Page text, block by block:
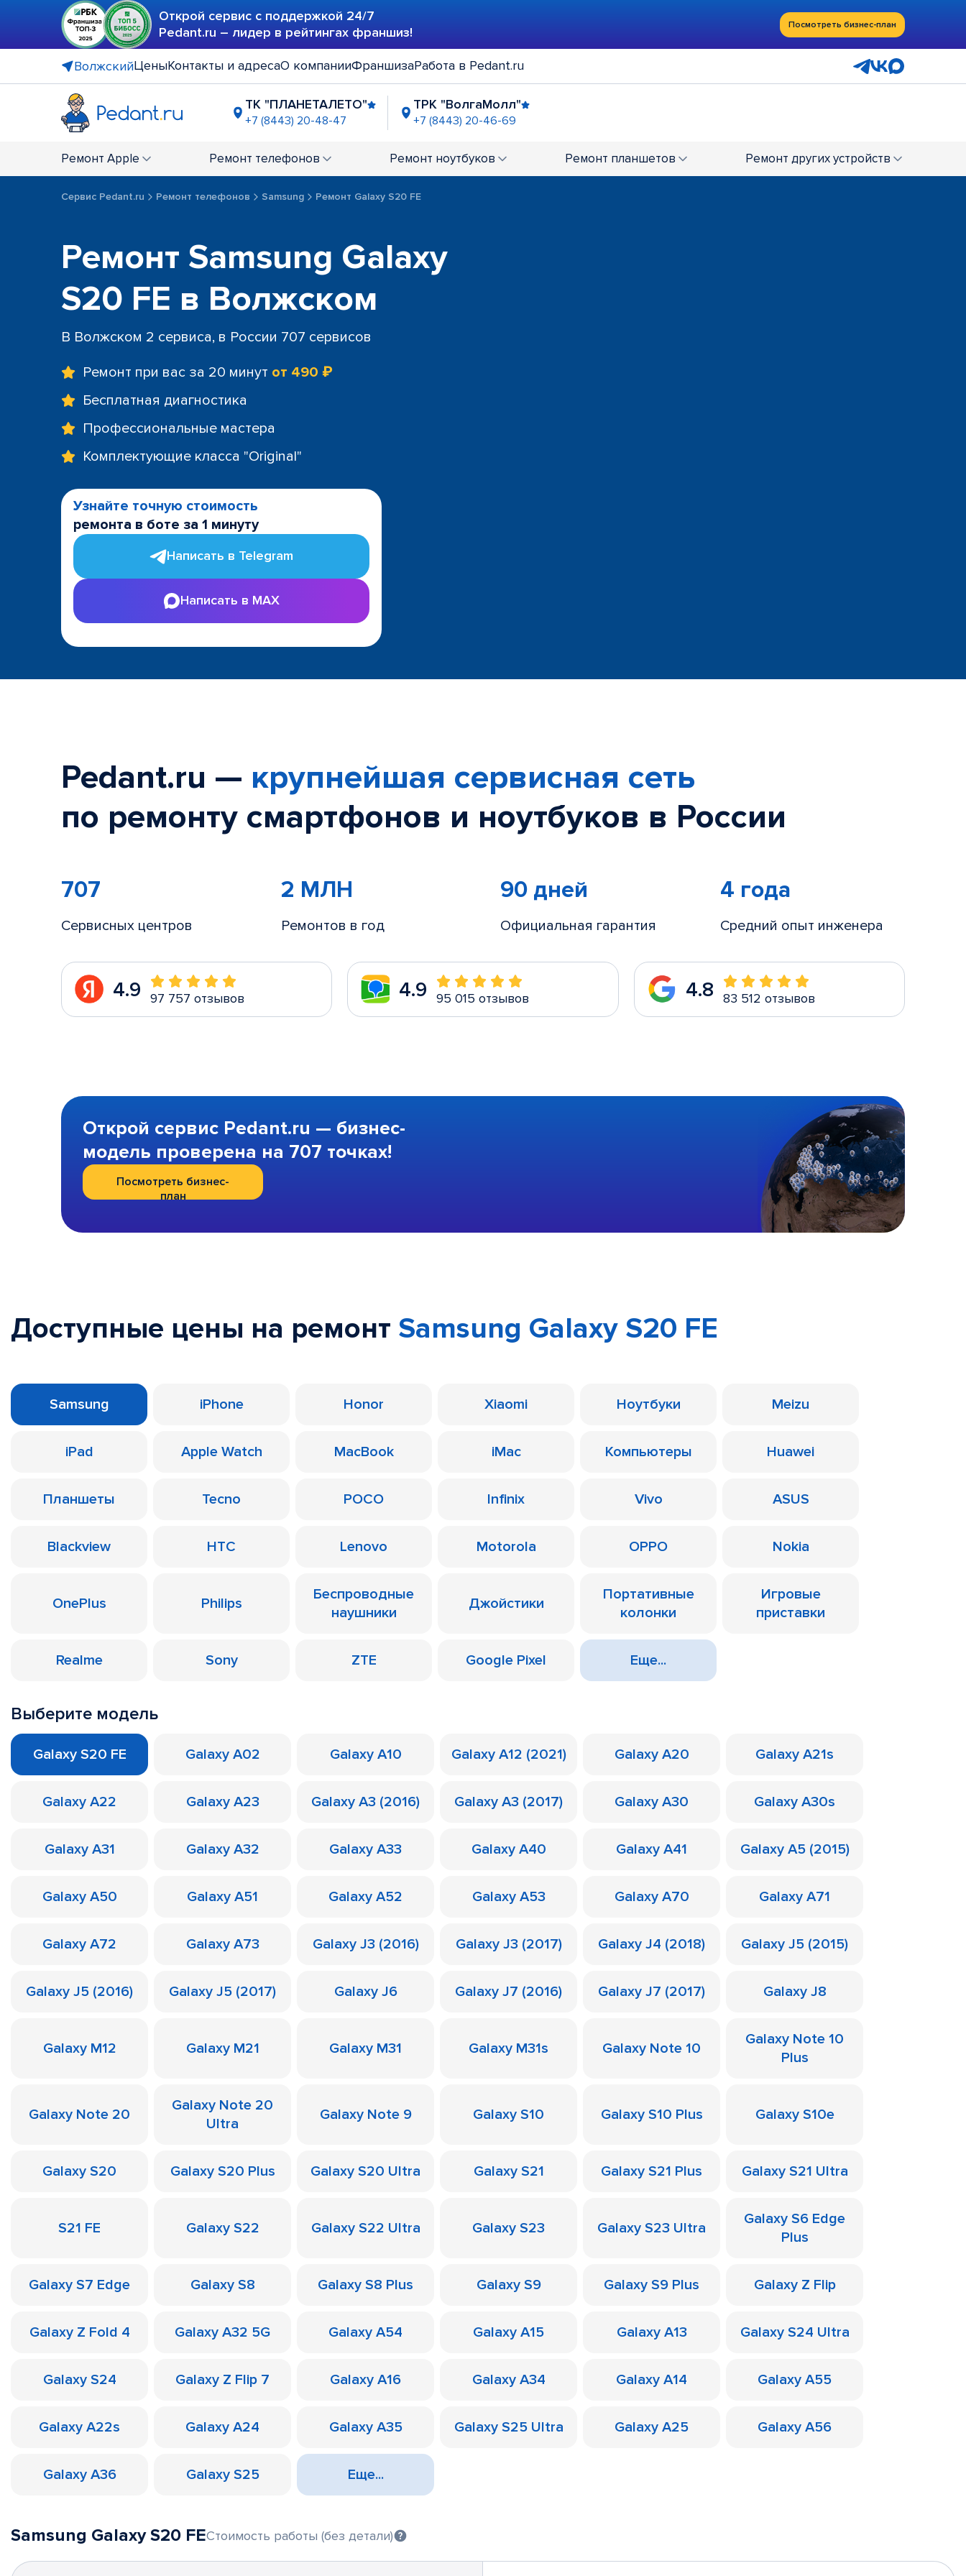
Открой сервис с поддержкой 24/7
Pedant.ru – лидер в рейтингах франшиз!
Посмотреть бизнес-план
ВолжскийЦеныКонтакты и адресаО компанииФраншизаРабота в Pedant.ru
ТК "ПЛАНЕТАЛЕТО"
+7 (8443) 20-48-47
ТРК "ВолгаМолл"
+7 (8443) 20-46-69
Ремонт Apple Ремонт телефонов Ремонт ноутбуков Ремонт планшетов Ремонт других устройств
Сервис Pedant.ru Ремонт телефонов Samsung Ремонт Galaxy S20 FE
Ремонт Samsung Galaxy
S20 FE в Волжском
В Волжском 2 сервиса, в России 707 сервисов
Ремонт при вас за 20 минут от 490 ₽
Бесплатная диагностика
Профессиональные мастера
Комплектующие класса "Original"
Узнайте точную стоимость
ремонта в боте за 1 минуту
Написать в Telegram
Написать в MAX
Pedant.ru — крупнейшая сервисная сеть
по ремонту смартфонов и ноутбуков в России
707
Сервисных центров
2 МЛН
Ремонтов в год
90 дней
Официальная гарантия
4 года
Средний опыт инженера
4.9 97 757 отзывов 4.9 95 015 отзывов 4.8 83 512 отзывов
Открой сервис Pedant.ru — бизнес-
модель проверена на 707 точках!
Посмотреть бизнес-
план
Доступные цены на ремонт Samsung Galaxy S20 FE
Samsung iPhone Honor Xiaomi Ноутбуки Meizu
iPad Apple Watch MacBook iMac Компьютеры Huawei
Планшеты Tecno POCO Infinix Vivo ASUS
Blackview HTC Lenovo Motorola OPPO Nokia
OnePlus Philips
Беспроводные
наушники
Джойстики
Портативные
колонки
Игровые
приставки
Realme Sony ZTE Google Pixel Еще...
Выберите модель
Galaxy S20 FE Galaxy A02 Galaxy A10 Galaxy A12 (2021) Galaxy A20 Galaxy A21s
Galaxy A22 Galaxy A23 Galaxy A3 (2016) Galaxy A3 (2017) Galaxy A30 Galaxy A30s
Galaxy A31 Galaxy A32 Galaxy A33 Galaxy A40 Galaxy A41 Galaxy A5 (2015)
Galaxy A50 Galaxy A51 Galaxy A52 Galaxy A53 Galaxy A70 Galaxy A71
Galaxy A72 Galaxy A73 Galaxy J3 (2016) Galaxy J3 (2017) Galaxy J4 (2018) Galaxy J5 (2015)
Galaxy J5 (2016) Galaxy J5 (2017) Galaxy J6 Galaxy J7 (2016) Galaxy J7 (2017) Galaxy J8
Galaxy M12 Galaxy M21 Galaxy M31 Galaxy M31s Galaxy Note 10
Galaxy Note 10
Plus
Galaxy Note 20
Galaxy Note 20
Ultra
Galaxy Note 9 Galaxy S10 Galaxy S10 Plus Galaxy S10e
Galaxy S20 Galaxy S20 Plus Galaxy S20 Ultra Galaxy S21 Galaxy S21 Plus Galaxy S21 Ultra
S21 FE Galaxy S22 Galaxy S22 Ultra Galaxy S23 Galaxy S23 Ultra
Galaxy S6 Edge
Plus
Galaxy S7 Edge Galaxy S8 Galaxy S8 Plus Galaxy S9 Galaxy S9 Plus Galaxy Z Flip
Galaxy Z Fold 4 Galaxy A32 5G Galaxy A54 Galaxy A15 Galaxy A13 Galaxy S24 Ultra
Galaxy S24 Galaxy Z Flip 7 Galaxy A16 Galaxy A34 Galaxy A14 Galaxy A55
Galaxy A22s Galaxy A24 Galaxy A35 Galaxy S25 Ultra Galaxy A25 Galaxy A56
Galaxy A36 Galaxy S25 Еще...
Samsung Galaxy S20 FEСтоимость работы (без детали)